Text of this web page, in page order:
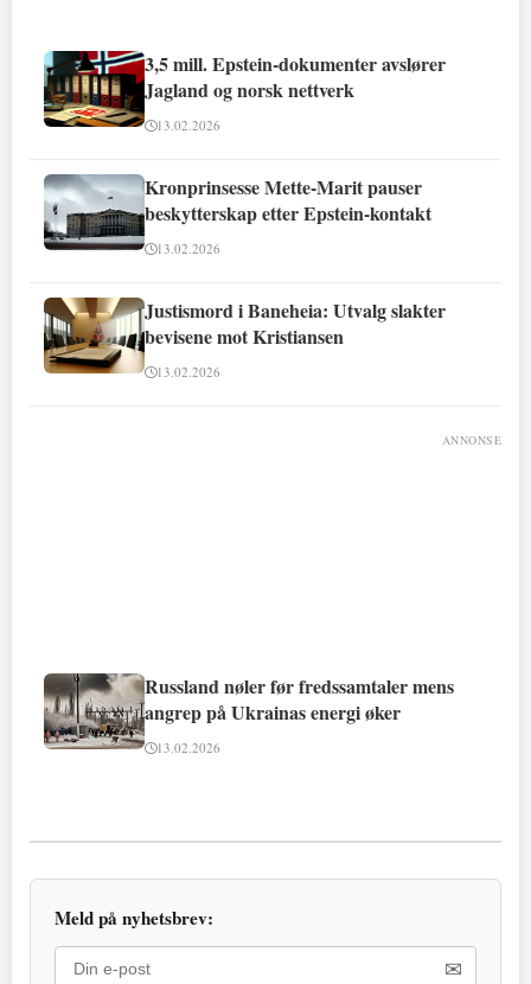
3,5 mill. Epstein-dokumenter avslører
Jagland og norsk nettverk
13.02.2026
Kronprinsesse Mette-Marit pauser
beskytterskap etter Epstein-kontakt
13.02.2026
Justismord i Baneheia: Utvalg slakter
bevisene mot Kristiansen
13.02.2026
ANNONSE
Russland nøler før fredssamtaler mens
angrep på Ukrainas energi øker
13.02.2026
Meld på nyhetsbrev:
✉